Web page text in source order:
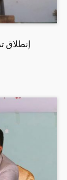
إنطلاق